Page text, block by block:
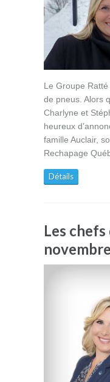
Le Groupe
de pneus. Alors
Charlyne et
heureux
famille Auclair,
Rechapage
Détails
Les chefs